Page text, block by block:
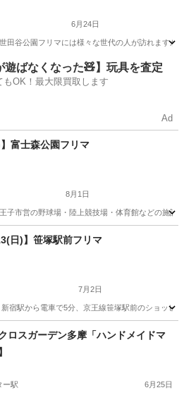
6月24日
田谷公園フリマには様々な世代の人が訪れます
フリーマーケット
遊ばなくなった🧸】玩具を査定
もOK！最大限買取します
Ad
】富士森公園フリマ
8月1日
子市営の野球場・陸上競技場・体育館などの施
フリーマーケット
日)】笹塚駅前フリマ
7月2日
新宿駅から電車で5分、京王線笹塚駅前のショッ
フリーマーケット フリマ
ロスガーデン多摩「ハンドメイドマ
ー駅 6月25日